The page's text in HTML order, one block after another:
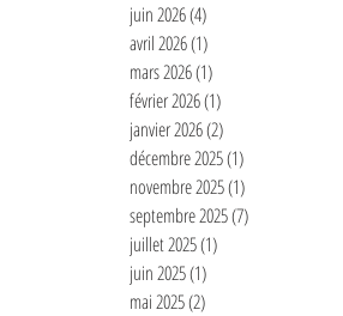
juin 2026(4)
avril 2026(1)
mars 2026(1)
février 2026(1)
janvier 2026(2)
décembre 2025(1)
novembre 2025(1)
septembre 2025(7)
juillet 2025(1)
juin 2025(1)
mai 2025(2)